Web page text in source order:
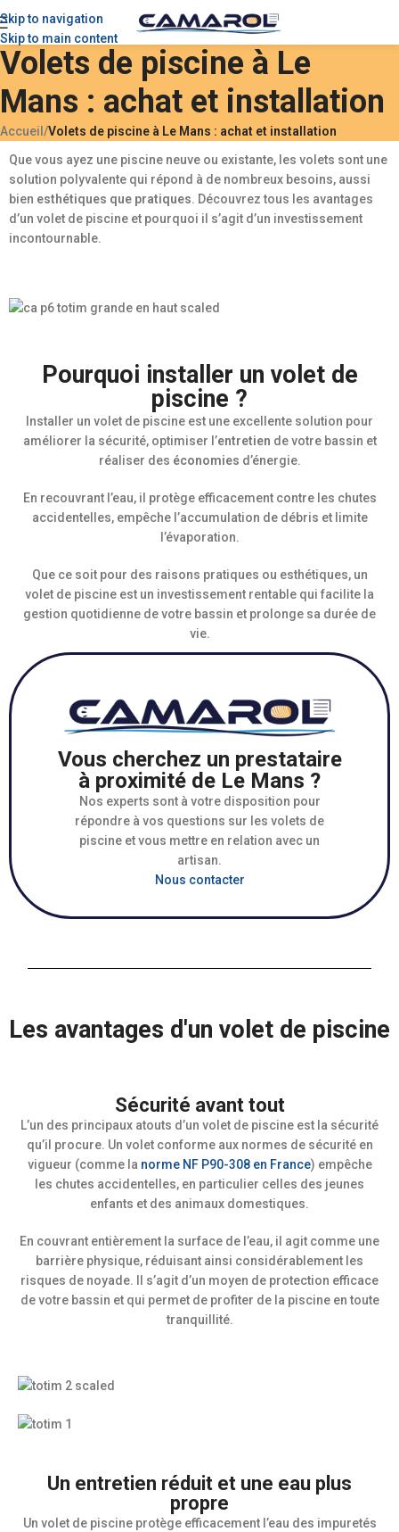
Skip to navigation
Skip to main content
Volets de piscine à Le
Mans : achat et installation
Accueil /Volets de piscine à Le Mans : achat et installation
Que vous ayez une piscine neuve ou existante, les volets sont une
solution polyvalente qui répond à de nombreux besoins, aussi
bien esthétiques que pratiques. Découvrez tous les avantages
d’un volet de piscine et pourquoi il s’agit d’un investissement
incontournable.
Pourquoi installer un volet de
piscine ?
Installer un volet de piscine est une excellente solution pour
améliorer la sécurité, optimiser l’entretien de votre bassin et
réaliser des économies d’énergie.
En recouvrant l’eau, il protège efficacement contre les chutes
accidentelles, empêche l’accumulation de débris et limite
l’évaporation.
Que ce soit pour des raisons pratiques ou esthétiques, un
volet de piscine est un investissement rentable qui facilite la
gestion quotidienne de votre bassin et prolonge sa durée de
vie.
Vous cherchez un prestataire
à proximité de Le Mans ?
Nos experts sont à votre disposition pour
répondre à vos questions sur les volets de
piscine et vous mettre en relation avec un
artisan.
Nous contacter
Les avantages d'un volet de piscine
Sécurité avant tout
L’un des principaux atouts d’un volet de piscine est la sécurité
qu’il procure. Un volet conforme aux normes de sécurité en
vigueur (comme la norme NF P90-308 en France) empêche
les chutes accidentelles, en particulier celles des jeunes
enfants et des animaux domestiques.
En couvrant entièrement la surface de l’eau, il agit comme une
barrière physique, réduisant ainsi considérablement les
risques de noyade. Il s’agit d’un moyen de protection efficace
de votre bassin et qui permet de profiter de la piscine en toute
tranquillité.
Un entretien réduit et une eau plus
propre
Un volet de piscine protège efficacement l’eau des impuretés